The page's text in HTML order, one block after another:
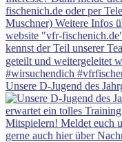
Unsere D-Jugend des